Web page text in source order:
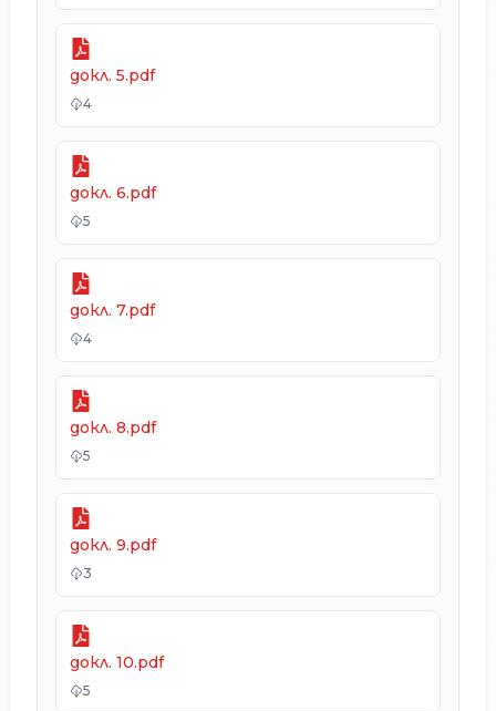
докл. 5.pdf
4
докл. 6.pdf
5
докл. 7.pdf
4
докл. 8.pdf
5
докл. 9.pdf
3
докл. 10.pdf
5